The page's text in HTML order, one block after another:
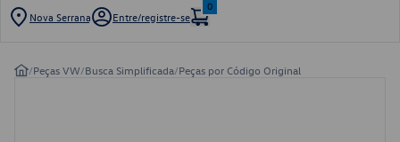
Nova Serrana Entre/registre-se
0
/Peças VW/Busca Simplificada/Peças por Código Original